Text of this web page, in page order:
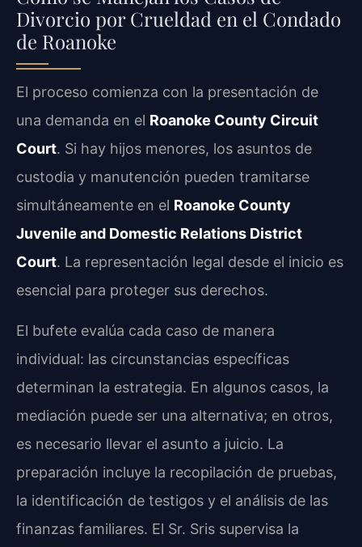
Divorcio por Crueldad en el Condado
de Roanoke
El proceso comienza con la presentación de
una demanda en el Roanoke County Circuit
Court. Si hay hijos menores, los asuntos de
custodia y manutención pueden tramitarse
simultáneamente en el Roanoke County
Juvenile and Domestic Relations District
Court. La representación legal desde el inicio es
esencial para proteger sus derechos.
El bufete evalúa cada caso de manera
individual: las circunstancias específicas
determinan la estrategia. En algunos casos, la
mediación puede ser una alternativa; en otros,
es necesario llevar el asunto a juicio. La
preparación incluye la recopilación de pruebas,
la identificación de testigos y el análisis de las
finanzas familiares. El Sr. Sris supervisa la